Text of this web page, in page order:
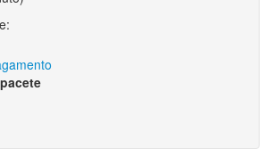
Bike
Cross
Street